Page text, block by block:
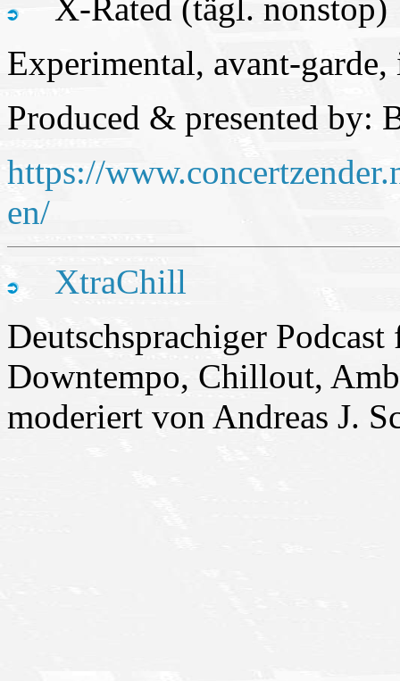
X-Rated (tägl. nonstop)
Experimental, avant-
Produced & presented by:
https://
en/
XtraChill
Deutschsprachiger
Downtempo, Chillout,
moderiert von Andreas J.